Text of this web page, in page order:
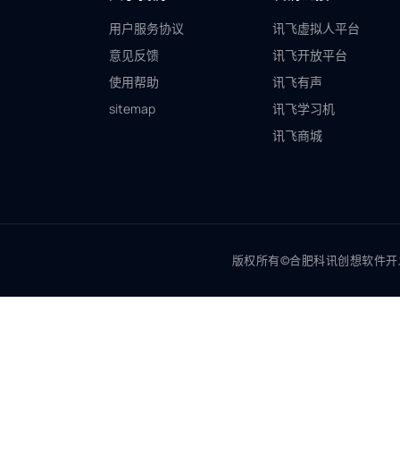
用户服务协议
意见反馈
使用帮助
sitemap
讯飞虚拟人平台
讯飞开放平台
讯飞有声
讯飞学习机
讯飞商城
版权所有©合肥科讯创想软件